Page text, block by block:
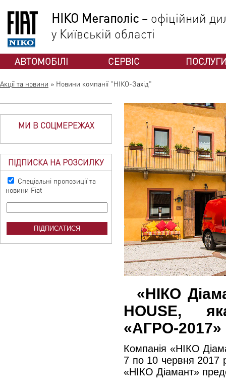
НІКО Мегаполіс – офіційний
у Київській області
АВТОМОБІЛІ СЕРВІС
Акції та новини » Новини компанії "НІКО-Захід"
МИ В СОЦМЕРЕЖАХ
ПІДПИСКА НА РОЗСИЛКУ
Спеціальні пропозиції та
новини Fiat
«НІКО
HOUSE,
«АГРО-2017»
Компанія «НІКО
7 по 10 червня 2017
«НІКО Діамант»